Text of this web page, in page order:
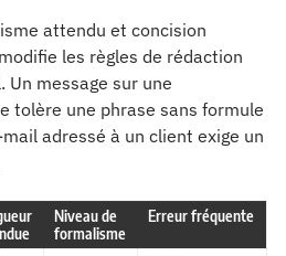
attendu et concision
les règles de rédaction
Un message sur une
tolère une phrase sans formule
adressé à un client exige un
Niveau de
formalisme
Erreur fréquente